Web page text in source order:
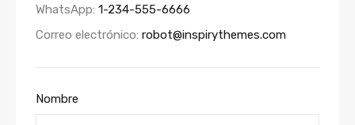
WhatsApp: 1-234-555-6666
Correo electrónico: robot@inspirythemes.com
Nombre